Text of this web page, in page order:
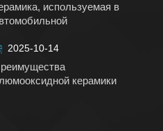
используемая в
2025-10-14
керамики